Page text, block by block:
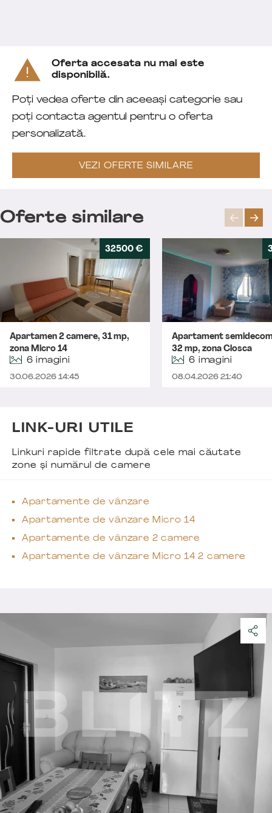
Oferta accesata nu mai este
disponibilă.
Poți vedea oferte din aceeași categorie sau
poți contacta agentul pentru o oferta
personalizată.
VEZI OFERTE SIMILARE
Oferte similare
32500 €
Apartamen 2 camere, 31 mp,
zona Micro 14
6 imagini
30.06.2026 14:45
Apartament
32 mp, zona Closca
6 imagini
08.04.2026 21:40
LINK-URI UTILE
Linkuri rapide filtrate după cele mai căutate
zone și numărul de camere
Apartamente de vânzare
Apartamente de vânzare Micro 14
Apartamente de vânzare 2 camere
Apartamente de vânzare Micro 14 2 camere